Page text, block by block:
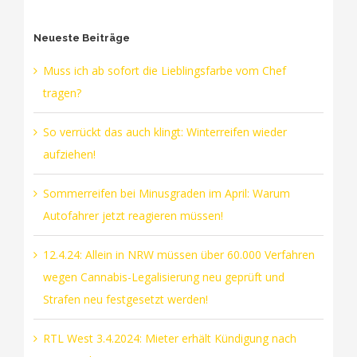
Neueste Beiträge
Muss ich ab sofort die Lieblingsfarbe vom Chef
tragen?
So verrückt das auch klingt: Winterreifen wieder
aufziehen!
Sommerreifen bei Minusgraden im April: Warum
Autofahrer jetzt reagieren müssen!
12.4.24: Allein in NRW müssen über 60.000 Verfahren
wegen Cannabis-Legalisierung neu geprüft und
Strafen neu festgesetzt werden!
RTL West 3.4.2024: Mieter erhält Kündigung nach